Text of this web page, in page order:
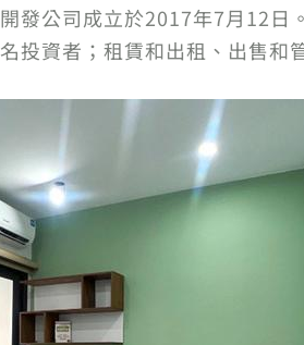
發公司成立於2017年7月12日
投資者；租賃和出租、出售